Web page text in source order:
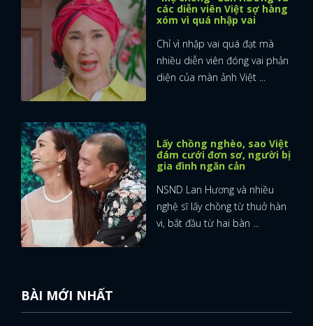
các diễn viên Việt sợ hàng
xóm vì quá nhập vai
Chỉ vì nhập vai quá đạt mà
nhiều diễn viên đóng vai phản
diện của màn ảnh Việt ...
Lấy chồng nghèo, sao Việt
đám cưới đơn sơ, người bị
gia đình ngăn cản
NSND Lan Hương và nhiều
nghệ sĩ lấy chồng từ thuở hàn
vi, bắt đầu từ hai bàn ...
BÀI MỚI NHẤT